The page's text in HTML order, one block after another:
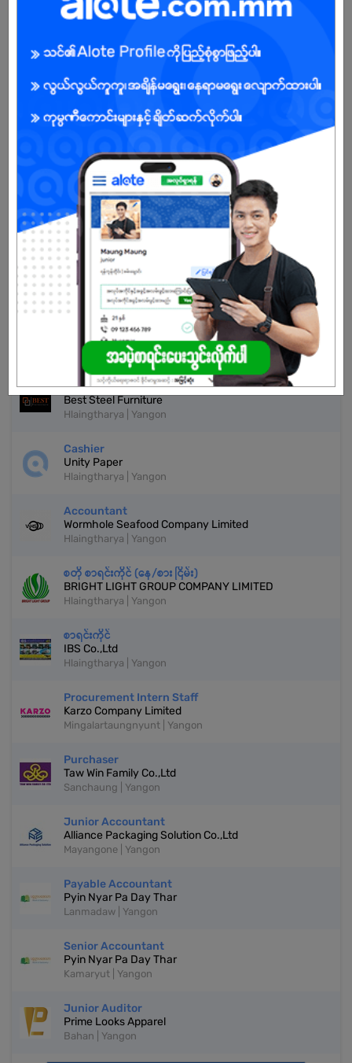
Open To : Male/Female
Already Expired
Don't have an account?
REGISTER NOW!
More Similar Jobs
Cashier (female)
Pann Cherry Win Co., Ltd
Hlaingtharya | Yangon
Junior Accountant
Best Steel Furniture
Hlaingtharya | Yangon
Cashier
Unity Paper
Hlaingtharya | Yangon
Accountant
Wormhole Seafood Company Limited
Hlaingtharya | Yangon
စတို စာရင်းကိုင် (နေ/စား ငြိမ်း)
BRIGHT LIGHT GROUP COMPANY LIMITED
Hlaingtharya | Yangon
စာရင်းကိုင်
IBS Co.,Ltd
Hlaingtharya | Yangon
Procurement Intern Staff
Karzo Company Limited
Mingalartaungnyunt | Yangon
Purchaser
Taw Win Family Co.,Ltd
Sanchaung | Yangon
Junior Accountant
Alliance Packaging Solution Co.,Ltd
Mayangone | Yangon
Payable Accountant
Pyin Nyar Pa Day Thar
Lanmadaw | Yangon
Senior Accountant
Pyin Nyar Pa Day Thar
Kamaryut | Yangon
Junior Auditor
Prime Looks Apparel
Bahan | Yangon